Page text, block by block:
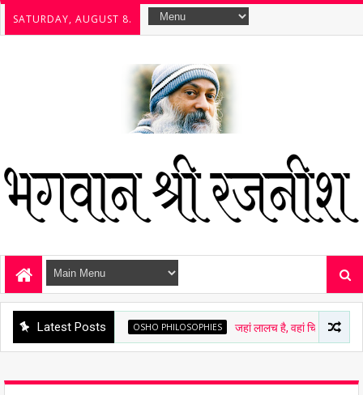
SATURDAY, AUGUST 8.
Latest PostsOSHO PHILOSOPHIES जहां लालच है, वहां चित्त अशांत है - ओशो